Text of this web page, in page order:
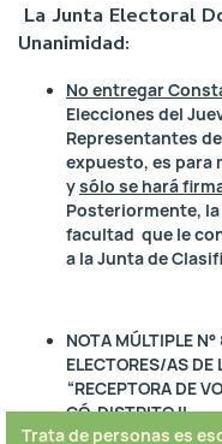
La Junta Electoral
Unanimidad:
No entregar
Elecciones del
Representantes
expuesto, es para
ysólo se hará
Posteriormente,
facultad que le
a la Junta de
NOTA MÚLTIPLE
ELECTORES/AS DE
“RECEPTORA DE
CÓ, DISTRITO II.
Trata de personas es